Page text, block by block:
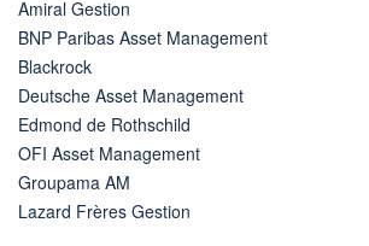
Amiral Gestion
BNP Paribas Asset Management
Blackrock
Deutsche Asset Management
Edmond de Rothschild
OFI Asset Management
Groupama AM
Lazard Frères Gestion